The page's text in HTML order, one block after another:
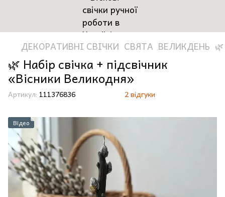
ДЕКОРАТИВНІ СВІЧКИ СВЯТА ВЕЛИКДЕНЬ
🌿 Набір свічка + підсвічник
«Вісники Великодня»
Артикул: 111376836 2 відгуки
Відео